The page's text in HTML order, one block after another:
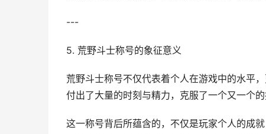
---
5. 荒野斗士称号的象征意义
荒野斗士称号不仅代表着个人在游戏中的水平
付出了大量的时刻与精力，克服了一个又一个
这一称号背后所蕴含的，不仅是玩家个人的成